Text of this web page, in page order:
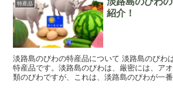
特産品
紹介！
淡路島のびわの特産品について 淡路島のびわ
特産品です。淡路島のびわは、厳密には、ア
類のびわですが、これは、淡路島のびわが一